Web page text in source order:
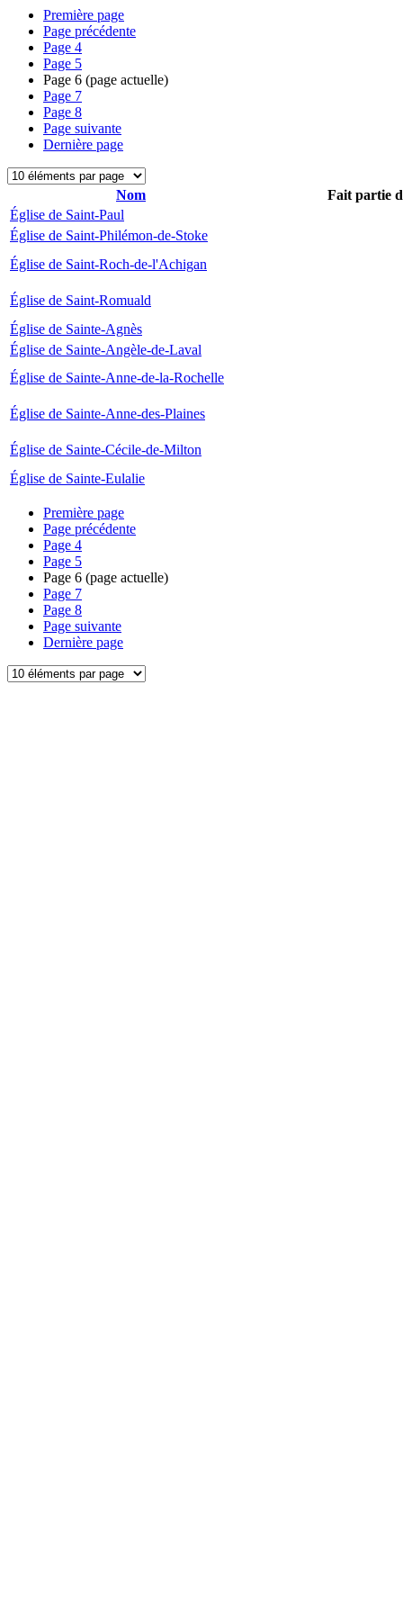
Première page
Page précédente
Page 4
Page 5
Page 6 (page actuelle)
Page 7
Page 8
Page suivante
Dernière page
Nom
Fait partie
Église de Saint-Paul
Église de Saint-Philémon-de-Stoke
Église de Saint-Roch-de-l'Achigan
Église de Saint-Romuald
Église de Sainte-Agnès
Église de Sainte-Angèle-de-Laval
Église de Sainte-Anne-de-la-Rochelle
Église de Sainte-Anne-des-Plaines
Église de Sainte-Cécile-de-Milton
Église de Sainte-Eulalie
Première page
Page précédente
Page 4
Page 5
Page 6 (page actuelle)
Page 7
Page 8
Page suivante
Dernière page